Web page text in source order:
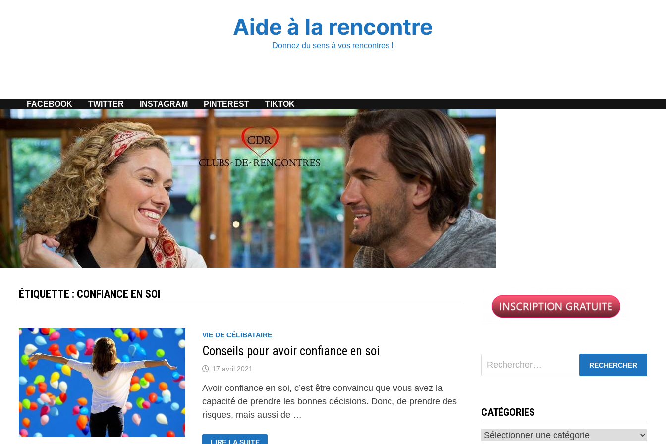
Aide à la rencontre
Donnez du sens à vos rencontres !
FACEBOOK TWITTER INSTAGRAM PINTEREST TIKTOK
ÉTIQUETTE : CONFIANCE EN SOI
VIE DE CÉLIBATAIRE
Conseils pour avoir confiance en soi
17 avril 2021
Avoir confiance en soi, c’est être convaincu que vous avez la
capacité de prendre les bonnes décisions. Donc, de prendre des
risques, mais aussi de …
CONSEILS
LIRE LA SUITE
Rechercher :
CATÉGORIES
Catégories